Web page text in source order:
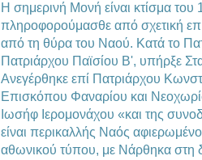
Η σημερινή Μονή είναι κτίσμα
πληροφορούμασθε από σχετική
από τη θύρα του Ναού. Κατά το
Πατριάρχου Παϊσίου Β', υπήρξε
Ανεγέρθηκε επί Πατριάρχου
Επισκόπου Φαναρίου και
Ιωσήφ Ιερομονάχου «και της
είναι περικαλλής Ναός
αθωνικού τύπου, με Νάρθηκα στη